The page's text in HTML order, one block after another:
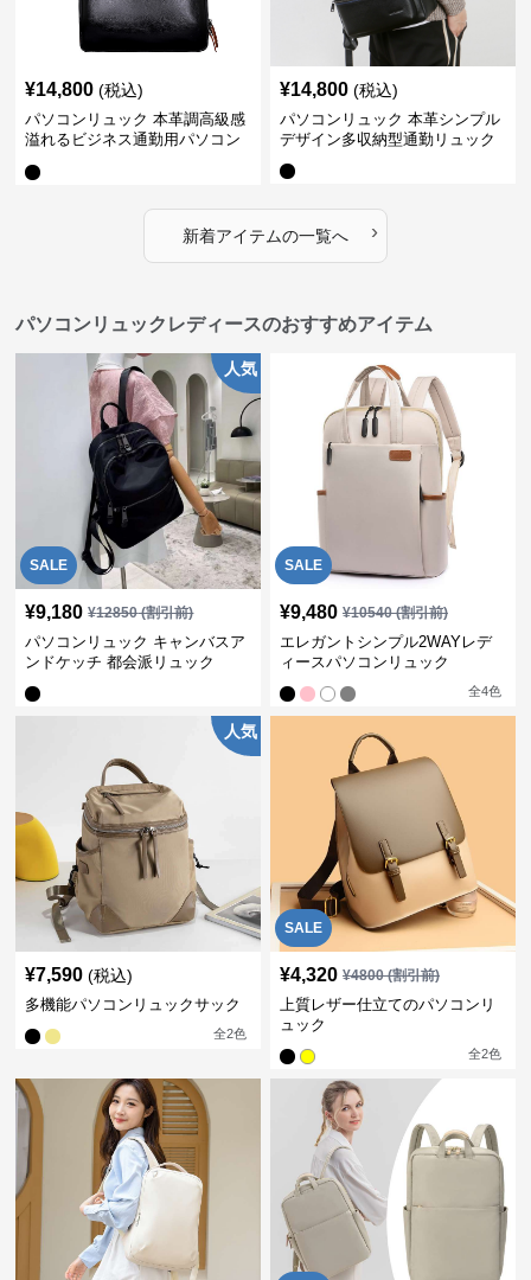
¥14,800 (税込)
パソコンリュック 本革調高級感
溢れるビジネス通勤用パソコン
¥14,800 (税込)
パソコンリュック 本革シンプル
デザイン多収納型通勤リュック
新着アイテムの一覧へ ›
パソコンリュックレディースのおすすめアイテム
SALE
人気
¥9,180 ¥12850(割引前)
パソコンリュック キャンバスア
ンドケッチ 都会派リュック
SALE
¥9,480 ¥10540(割引前)
エレガントシンプル2WAYレデ
ィースパソコンリュック
全4色
人気
¥7,590 (税込)
多機能パソコンリュックサック
全2色
SALE
¥4,320 ¥4800(割引前)
上質レザー仕立てのパソコンリ
ュック
全2色